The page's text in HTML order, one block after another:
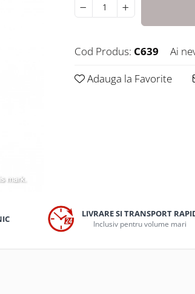
Cod Produs: C639 Ai
Adauga la Favorite
LIVRARE SI TRANSPORT
Inclusiv pentru volume mari